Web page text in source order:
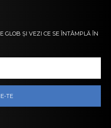
GLOB ȘI VEZI CE SE ÎNTÂMPLĂ ÎN
TE